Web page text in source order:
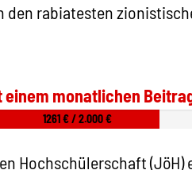
den rabiatesten
einem monatlichen
1261 € / 2.000 €
Hochschülerschaft (JöH)